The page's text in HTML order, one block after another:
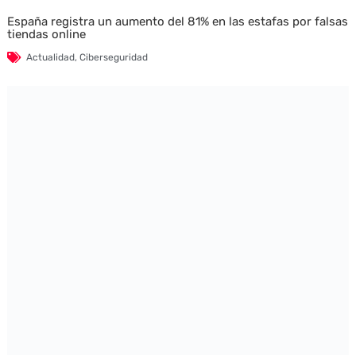
España registra un aumento del 81% en las estafas por falsas
tiendas online
Actualidad, Ciberseguridad